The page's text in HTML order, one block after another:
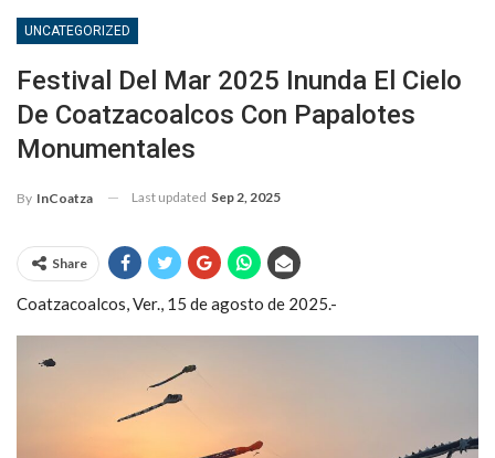
UNCATEGORIZED
Festival Del Mar 2025 Inunda El Cielo
De Coatzacoalcos Con Papalotes
Monumentales
By InCoatza Last updated Sep 2, 2025
Share
Coatzacoalcos, Ver., 15 de agosto de 2025.-